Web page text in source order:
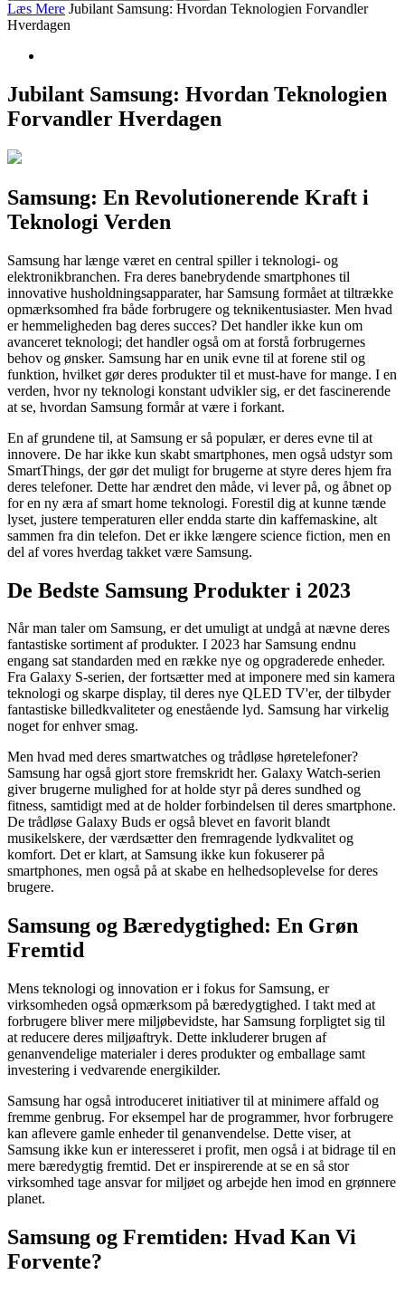
Læs Mere Jubilant Samsung: Hvordan Teknologien Forvandler
Hverdagen
Jubilant Samsung: Hvordan Teknologien
Forvandler Hverdagen
Samsung: En Revolutionerende Kraft i
Teknologi Verden
Samsung har længe været en central spiller i teknologi- og
elektronikbranchen. Fra deres banebrydende smartphones til
innovative husholdningsapparater, har Samsung formået at tiltrække
opmærksomhed fra både forbrugere og teknikentusiaster. Men hvad
er hemmeligheden bag deres succes? Det handler ikke kun om
avanceret teknologi; det handler også om at forstå forbrugernes
behov og ønsker. Samsung har en unik evne til at forene stil og
funktion, hvilket gør deres produkter til et must-have for mange. I en
verden, hvor ny teknologi konstant udvikler sig, er det fascinerende
at se, hvordan Samsung formår at være i forkant.
En af grundene til, at Samsung er så populær, er deres evne til at
innovere. De har ikke kun skabt smartphones, men også udstyr som
SmartThings, der gør det muligt for brugerne at styre deres hjem fra
deres telefoner. Dette har ændret den måde, vi lever på, og åbnet op
for en ny æra af smart home teknologi. Forestil dig at kunne tænde
lyset, justere temperaturen eller endda starte din kaffemaskine, alt
sammen fra din telefon. Det er ikke længere science fiction, men en
del af vores hverdag takket være Samsung.
De Bedste Samsung Produkter i 2023
Når man taler om Samsung, er det umuligt at undgå at nævne deres
fantastiske sortiment af produkter. I 2023 har Samsung endnu
engang sat standarden med en række nye og opgraderede enheder.
Fra Galaxy S-serien, der fortsætter med at imponere med sin kamera
teknologi og skarpe display, til deres nye QLED TV'er, der tilbyder
fantastiske billedkvaliteter og enestående lyd. Samsung har virkelig
noget for enhver smag.
Men hvad med deres smartwatches og trådløse høretelefoner?
Samsung har også gjort store fremskridt her. Galaxy Watch-serien
giver brugerne mulighed for at holde styr på deres sundhed og
fitness, samtidigt med at de holder forbindelsen til deres smartphone.
De trådløse Galaxy Buds er også blevet en favorit blandt
musikelskere, der værdsætter den fremragende lydkvalitet og
komfort. Det er klart, at Samsung ikke kun fokuserer på
smartphones, men også på at skabe en helhedsoplevelse for deres
brugere.
Samsung og Bæredygtighed: En Grøn
Fremtid
Mens teknologi og innovation er i fokus for Samsung, er
virksomheden også opmærksom på bæredygtighed. I takt med at
forbrugere bliver mere miljøbevidste, har Samsung forpligtet sig til
at reducere deres miljøaftryk. Dette inkluderer brugen af
genanvendelige materialer i deres produkter og emballage samt
investering i vedvarende energikilder.
Samsung har også introduceret initiativer til at minimere affald og
fremme genbrug. For eksempel har de programmer, hvor forbrugere
kan aflevere gamle enheder til genanvendelse. Dette viser, at
Samsung ikke kun er interesseret i profit, men også i at bidrage til en
mere bæredygtig fremtid. Det er inspirerende at se en så stor
virksomhed tage ansvar for miljøet og arbejde hen imod en grønnere
planet.
Samsung og Fremtiden: Hvad Kan Vi
Forvente?